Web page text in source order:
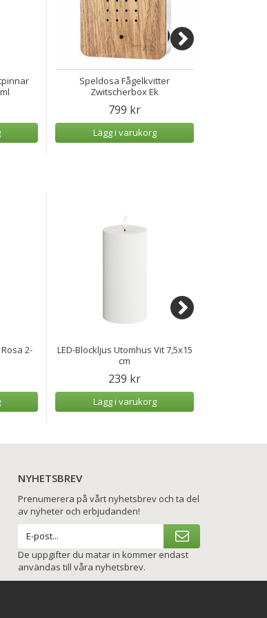
Speldosa Fågelkvitter
Zwitscherbox Ek
799 kr
Lägg i varukorg
2-
LED-Blockljus Utomhus Vit 7,5x15
cm
239 kr
Lägg i varukorg
NYHETSBREV
Prenumerera på vårt nyhetsbrev och ta del
av nyheter och erbjudanden!
De uppgifter du matar in kommer endast
användas till våra nyhetsbrev.